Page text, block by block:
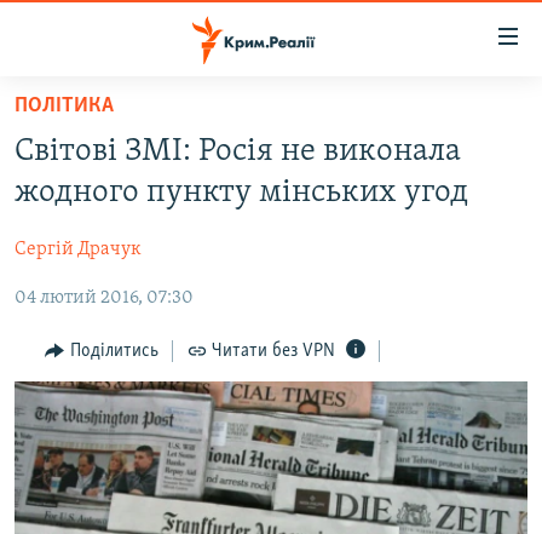
Перейти
основного
матеріалу
до
навігації
Перейти
пошуку
ВІДЕО ТА ФОТО
ПОЛІТИКА
БЛОГИ
ПОГЛЯД
ІНТЕРВ'Ю
ВСЕ ЗА ДЕНЬ
СПЕЦПРОЕКТИ
ДЕПОРТАЦІЯ
ЯК ОБІЙТИ БЛОКУВАННЯ
ПОЛІТИКА
Світові ЗМІ: Росія не виконала
жодного пункту мінських угод
Сергій Драчук
04 лютий 2016, 07:30
Поділитись Читати без VPN